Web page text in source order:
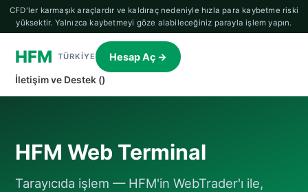
CFD'ler karmaşık araçlardır ve kaldıraç nedeniyle hızla para kaybetme riski
yüksektir. Yalnızca kaybetmeyi göze alabileceğiniz parayla işlem yapın.
HFM TÜRKIYE
İletişim ve Destek ()
Hesap Aç →
HFM Web Terminal
Tarayıcıda işlem — HFM'in WebTrader'ı ile,